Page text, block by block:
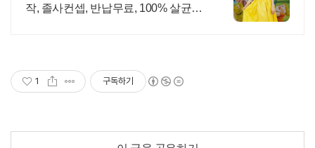
작, 졸사컨셉, 반납무료, 100% 살균세
1 구독하기